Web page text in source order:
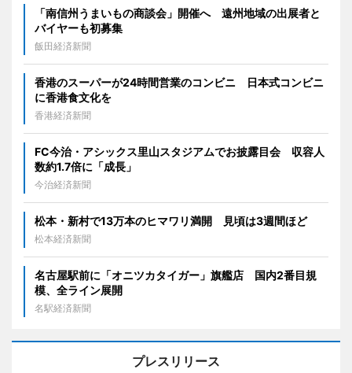
「南信州うまいもの商談会」開催へ 遠州地域の出展者と
バイヤーも初募集
飯田経済新聞
香港のスーパーが24時間営業のコンビニ 日本式コンビニ
に香港食文化を
香港経済新聞
FC今治・アシックス里山スタジアムでお披露目会 収容人
数約1.7倍に「成長」
今治経済新聞
松本・新村で13万本のヒマワリ満開 見頃は3週間ほど
松本経済新聞
名古屋駅前に「オニツカタイガー」旗艦店 国内2番目規
模、全ライン展開
名駅経済新聞
プレスリリース